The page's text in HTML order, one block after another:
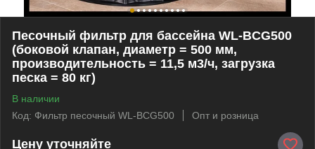
Песочный фильтр для бассейна WL-BCG500
(боковой клапан, диаметр = 500 мм,
производительность = 11,5 м3/ч, загрузка
песка = 80 кг)
В наличии
Код: Фильтр песочный WL-BCG500
Опт и розница
Цену уточняйте